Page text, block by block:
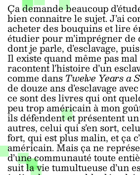
Ça demande beaucoup
bien connaitre le sujet. J’ai
acheter des bouquins et lire
étudier pour m’imprégner de
dont je parle, d’esclavage,
Il existe quand même pas
racontent l’histoire d’un
comme dansTwelve Years a
de douze ans d’esclavage
ce sont des livres qui ont
peu trop américain à mon
ils défendent et présentent
autres, celui qui s’en sort,
fort, qui est plus malin, et ça
américain. Mais ça ne
d’une communauté toute
suit la vie tumultueuse d’un